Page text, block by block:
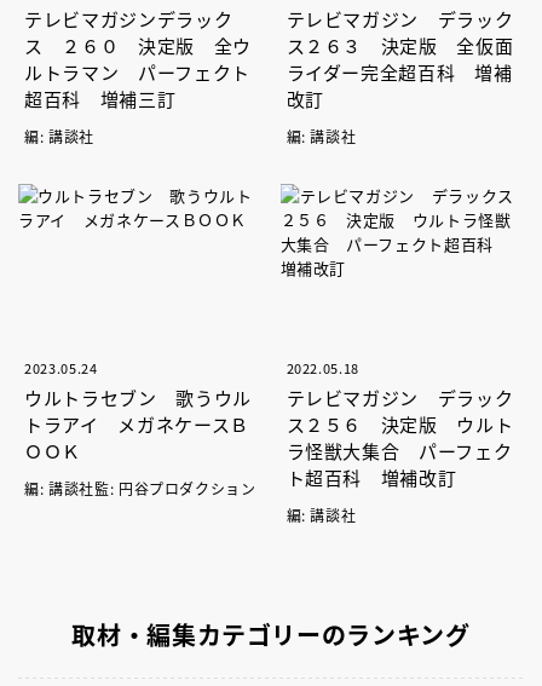
テレビマガジンデラック
ス ２６０ 決定版 全ウ
ルトラマン パーフェクト
超百科 増補三訂
編: 講談社
テレビマガジン デラック
ス２６３ 決定版 全仮面
ライダー完全超百科 増補
改訂
編: 講談社
2023.05.24
ウルトラセブン 歌うウル
トラアイ メガネケースＢ
ＯＯＫ
編: 講談社監: 円谷プロダクション
2022.05.18
テレビマガジン デラック
ス２５６ 決定版 ウルト
ラ怪獣大集合 パーフェク
ト超百科 増補改訂
編: 講談社
取材・編集カテゴリーのランキング